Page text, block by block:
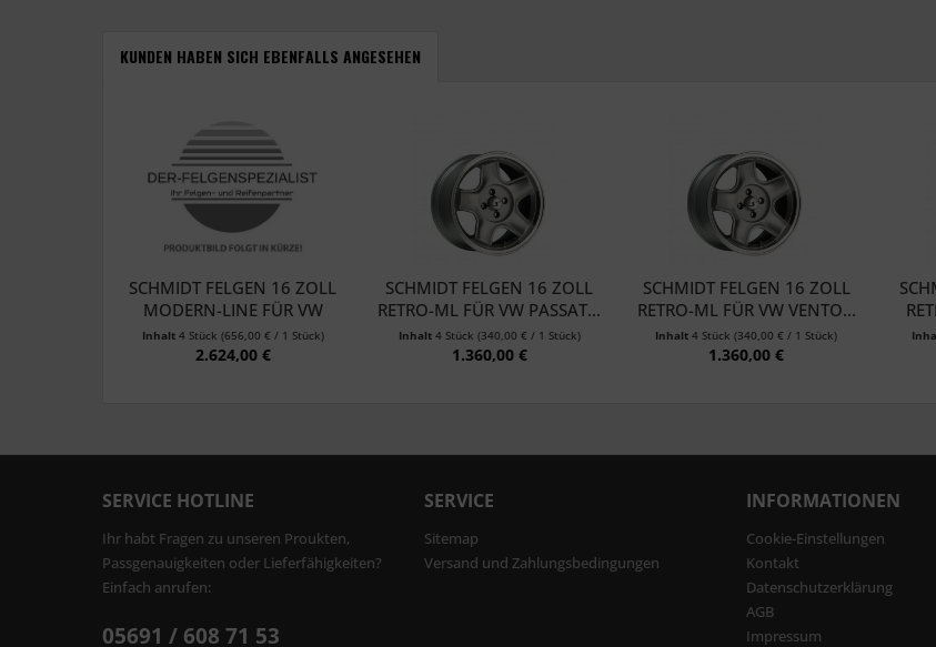
KUNDEN HABEN SICH EBENFALLS ANGESEHEN
SCHMIDT FELGEN 16 ZOLL
MODERN-LINE FÜR VW
GOLF...
Inhalt 4 Stück (656,00 € / 1 Stück)
2.624,00 €
SCHMIDT FELGEN 16 ZOLL
RETRO-ML FÜR VW PASSAT...
Inhalt 4 Stück (340,00 € / 1 Stück)
1.360,00 €
SCHMIDT FELGEN 16 ZOLL
RETRO-ML FÜR VW VENTO...
Inhalt4 Stück(340,00 € / 1 Stück)
1.360,00 €
SERVICE HOTLINE
Ihr habt Fragen zu unseren Proukten,
Passgenauigkeiten oder Lieferfähigkeiten?
Einfach anrufen:
05691 / 608 71 53
SERVICE
Sitemap
Versand und Zahlungsbedingungen
INFORMATIONEN
Cookie-Einstellungen
Kontakt
Datenschutzerklärung
AGB
Impressum